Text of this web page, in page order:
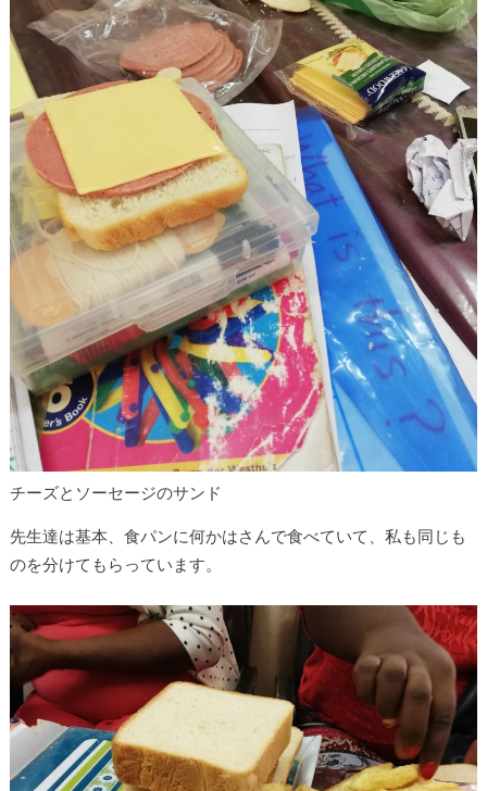
チーズとソーセージのサンド
先生達は基本、食パンに何かはさんで食べていて、私も同じも
のを分けてもらっています。